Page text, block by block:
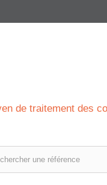
de traitement des